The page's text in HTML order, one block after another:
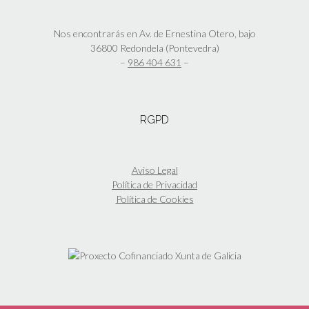
elegir
en
la
Nos encontrarás en Av. de Ernestina Otero, bajo
36800 Redondela (Pontevedra)
– 986 404 631 –
RGPD
Aviso Legal
Política de Privacidad
Política de Cookies